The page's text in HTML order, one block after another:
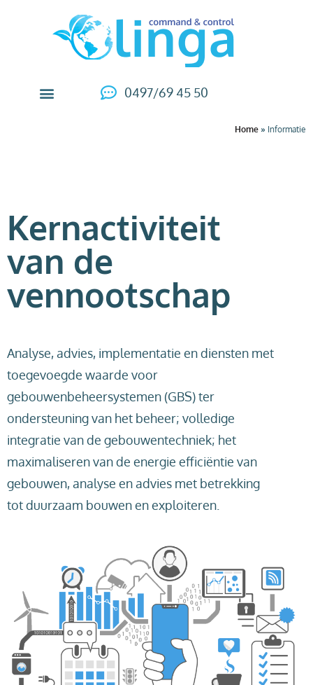
0497/69 45 50
Home » Informatie
Kernactiviteit
van de
vennootschap
Analyse, advies, implementatie en diensten met
toegevoegde waarde voor
gebouwenbeheersystemen (GBS) ter
ondersteuning van het beheer; volledige
integratie van de gebouwentechniek; het
maximaliseren van de energie efficiëntie van
gebouwen, analyse en advies met betrekking
tot duurzaam bouwen en exploiteren.